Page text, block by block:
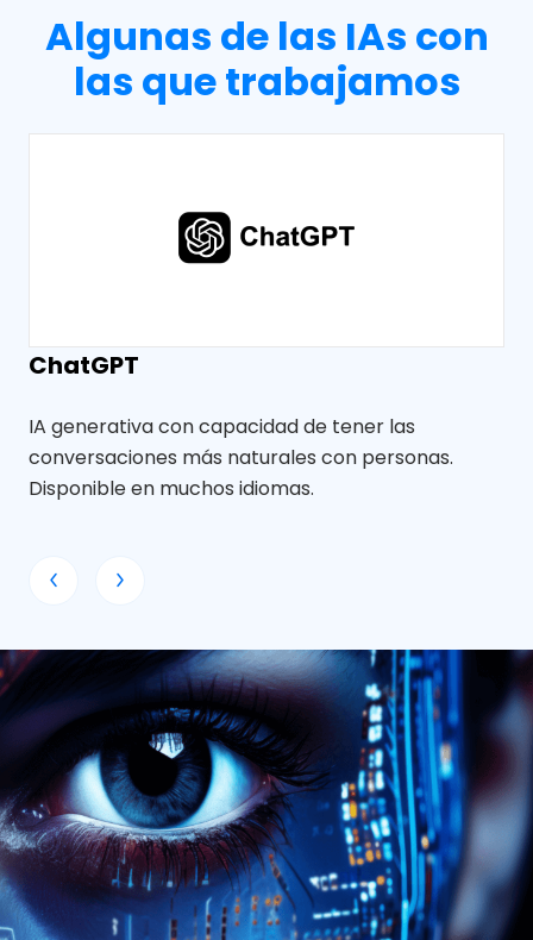
Algunas de las IAs con
las que trabajamos
ChatGPT
IA generativa con capacidad de tener las
conversaciones más naturales con personas.
Disponible en muchos idiomas.